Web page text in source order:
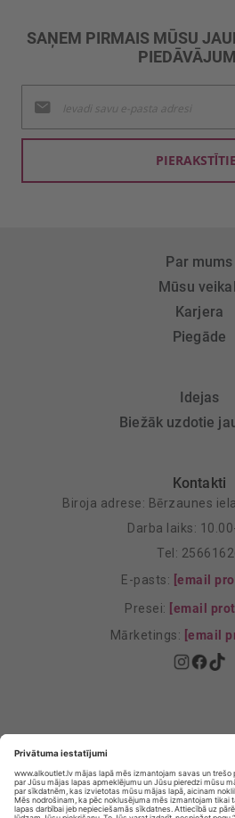
SAŅEM PIRMAIS MŪSU
jaunumu
saņemšanai:
Par mums
Mūsu
Karjera
Piegāde
Idejas
Biežāk uzdotie
Kontakti
Biroja adrese: Bērzaunes
Darba laiks:
Tel:
E-pasts: [email
Presei: [email
Mārketings: [email
Privātuma
E-veikala